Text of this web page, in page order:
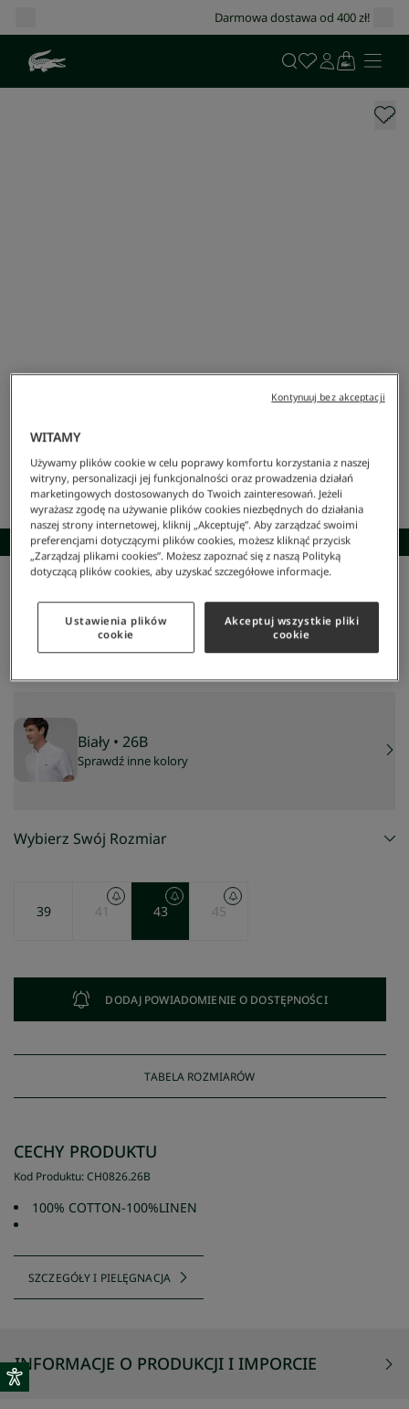
Darmowa dostawa od 400 zł!
SKOMPLETUJ STYLIZACJĘ
Koszula męska
NAJNIŻSZA CENA Z 30 DNI: 524 zł -28
%
Biały • 26B
Sprawdź inne kolory
Wybierz Swój Rozmiar
39 41 43 45
DODAJ POWIADOMIENIE O DOSTĘPNOŚCI
TABELA ROZMIARÓW
CECHY PRODUKTU
Kod Produktu:CH0826.26B
100% COTTON-100%LINEN
SZCZEGÓŁY I PIELĘGNACJA
INFORMACJE O PRODUKCJI I IMPORCIE
WITAMY
Używamy plików cookie w celu poprawy komfortu korzystania z naszej
witryny, personalizacji jej funkcjonalności oraz prowadzenia działań
marketingowych dostosowanych do Twoich zainteresowań. Jeżeli
wyrażasz zgodę na używanie plików cookies niezbędnych do działania
naszej strony internetowej, kliknij „Akceptuję”. Aby zarządzać swoimi
preferencjami dotyczącymi plików cookies, możesz kliknąć przycisk
„Zarządzaj plikami cookies”. Możesz zapoznać się z naszą Polityką
dotyczącą plików cookies, aby uzyskać szczegółowe informacje.
Ustawienia plików
cookie
Akceptuj wszystkie pliki
cookie
Kontynuuj bez akceptacji